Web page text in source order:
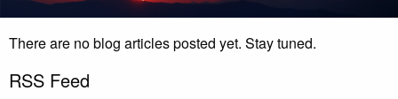
There are no blog articles posted yet. Stay tuned.
RSS Feed